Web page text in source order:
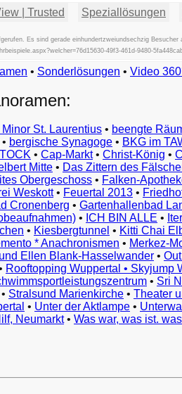
| Trusted Speziallösungen
Es sind gerade einhundertzweiundsechzig
49f3-461d-9480-
Beispiele
Exemples
Vorbeelden
Przykłady
Ejemplos
Örnekler
Παραδείγματα
Примеры
示
例
例
예
• Sonderlösungen • Video
St. Laurentius • beengte
• bergische Synagoge • BKG im
• Cap-Markt• Christ-König •
Mitte • Das Zittern des
Obergeschoss • Falken-
Weskott• Feuertal 2013 •
Cronenberg • Gartenhallenbad
• ICH BIN ALLE •
• Kiesbergtunnel • Kitti Chai
* Anachronismen • Merkez-
Ellen Blank-Hasselwander •
Rooftopping Wuppertal • Skyjump
• Sri
• Stralsund Marienkirche • Theater
• Unter der Aktlampe •
Neumarkt• Was war, was ist.